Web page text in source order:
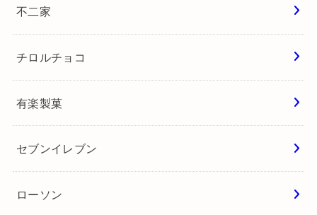
不二家
チロルチョコ
有楽製菓
セブンイレブン
ローソン